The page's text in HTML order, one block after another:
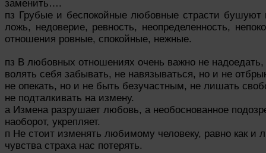
заменить….
пз Грубые и беспокойные любовные страсти бушуют
ложь, недоверие, ревность, неопределенность,
отношения ровные, спокойные, нежные.
пз В любовных отношениях очень важно не надоедать,
волять себя забывать, не навязываться, но и не
не опекать, но и не быть безучастным, не лишать
не подталкивать на измену.
а Измена разрушает любовь, а необоснованное
наоборот, укрепляет.
п Не стоит изменять любимому человеку, равно как и
чувства страха нас потерять.